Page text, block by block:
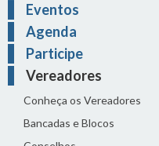
Eventos
Agenda
Participe
Vereadores
Conheça os Vereadores
Bancadas e Blocos